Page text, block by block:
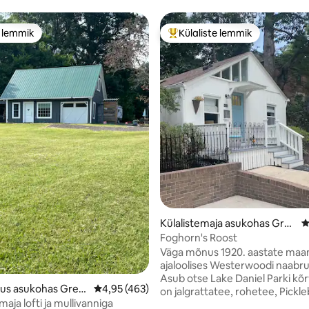
186 hinnangut
asukohas Gree
Keskmine hinnang 4,95/5, 463 hinnangut
4,95 (463)
lofti ja mullivanniga
Külaliste suur lemmik
Külaliste lemmik
Külalistemaja asukohas Gre
ensboro
Foghorn's Roost
Väga mõnus 1920. aastate
ajaloolises Westerwoodi
Asub otse Lake Daniel Parki
on jalgrattatee, rohetee,